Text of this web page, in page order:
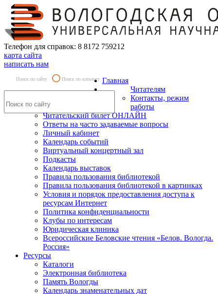
Телефон для справок: 8 8172 759212
карта сайта
написать нам
Поиск по сайту Поиск по каталогу Главная
Читателям
Контакты, режим
работы
Читательский билет ОНЛАЙН
Ответы на часто задаваемые вопросы
Личный кабинет
Календарь событий
Виртуальный концертный зал
Подкасты
Календарь выставок
Правила пользования библиотекой
Правила пользования библиотекой в картинках
Условия и порядок предоставления доступа к
ресурсам Интернет
Политика конфиденциальности
Клубы по интересам
Юридическая клиника
Всероссийские Беловские чтения «Белов. Вологда.
Россия»
Ресурсы
Каталоги
Электронная библиотека
Память Вологды
Календарь знаменательных дат